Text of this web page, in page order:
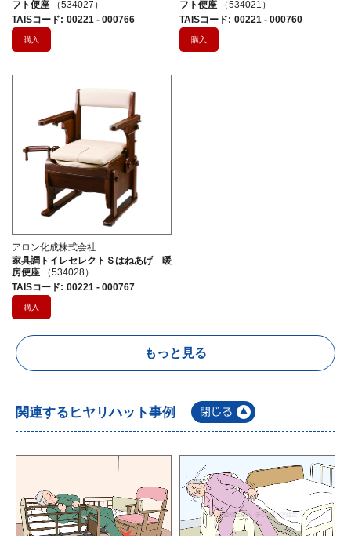
フト便座
（534027）
TAISコード: 00221 - 000766
購入
フト便座
（534021）
TAISコード: 00221 - 000760
購入
アロン化成株式会社
家具調トイレセレクトＳはねあげ 暖
房便座
（534028）
TAISコード: 00221 - 000767
購入
もっと見る
関連するヒヤリハット事例